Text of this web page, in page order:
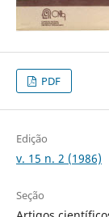
PDF
Edição
v. 15 n. 2 (1986)
Seção